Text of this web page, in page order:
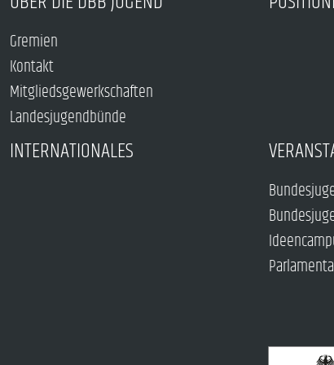
Gremien
Kontakt
Mitgliedsgewerkschaften
Landesjugendbünde
INTERNATIONALES